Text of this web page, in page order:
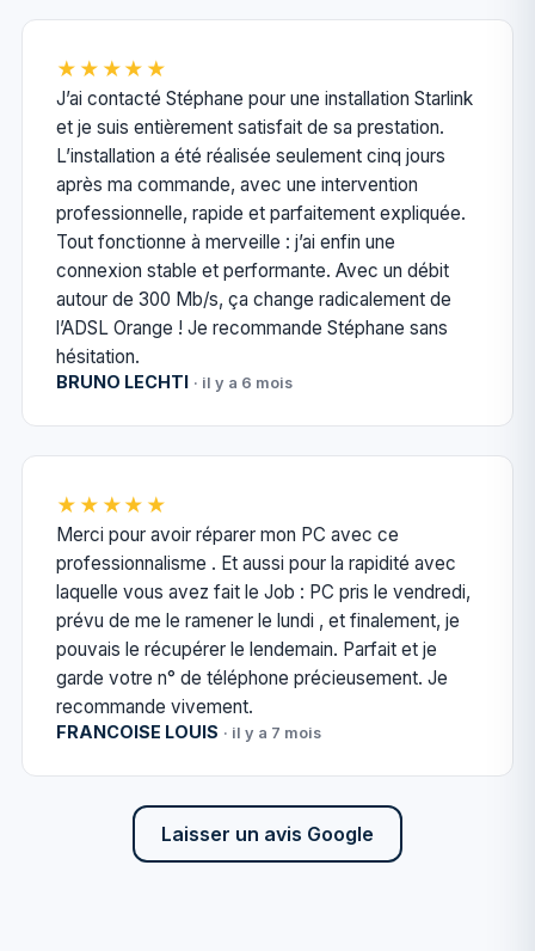
★★★★★
J’ai contacté Stéphane pour une installation Starlink
et je suis entièrement satisfait de sa prestation.
L’installation a été réalisée seulement cinq jours
après ma commande, avec une intervention
professionnelle, rapide et parfaitement expliquée.
Tout fonctionne à merveille : j’ai enfin une
connexion stable et performante. Avec un débit
autour de 300 Mb/s, ça change radicalement de
l’ADSL Orange ! Je recommande Stéphane sans
hésitation.
BRUNO LECHTI · il y a 6 mois
★★★★★
Merci pour avoir réparer mon PC avec ce
professionnalisme . Et aussi pour la rapidité avec
laquelle vous avez fait le Job : PC pris le vendredi,
prévu de me le ramener le lundi , et finalement, je
pouvais le récupérer le lendemain. Parfait et je
garde votre n° de téléphone précieusement. Je
recommande vivement.
FRANCOISE LOUIS · il y a 7 mois
Laisser un avis Google